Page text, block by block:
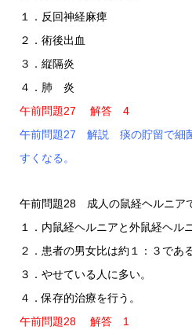
１．反回神経麻痺
２．術後出血
３．縦隔炎
４．肺 炎
午前問題27 解答 4
午前問題27 解説 痰の貯留で細
すくなる。
午前問題28 成人の鼠経ヘルニア
１．内鼠経ヘルニアと外鼠経ヘル
２．患者の男女比は約１：３である
３．やせている人に多い。
４．保存的治療を行う。
午前問題28 解答 1